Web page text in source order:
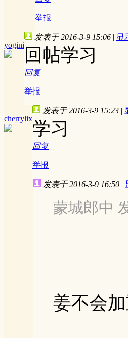
举报
yogini
发表于 2016-3-9 15:06 | 显
回帖学习
回复
举报
cherrylix
发表于 2016-3-9 15:23 |
学习
回复
举报
发表于 2016-3-9 16:50 |
蒙城郎中
姜不会加